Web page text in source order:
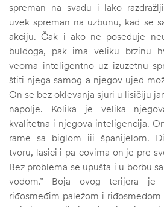
spreman na svađu i lako
uvek spreman na uzbunu, kad se
akciju. Čak i ako ne poseduje
buldoga, pak ima veliku brzinu
veoma inteligentno uz izuzetnu
štiti njega samog a njegov ujed
On se bez oklevanja sjuri u lisičiju
napolje. Kolika je velika
kvalitetna i njegova inteligencija.
rame sa biglom iii španijelom.
tvoru, lasici i pa-covima on je pre
Bez problema se upušta i u borbu
vodom.” Boja ovog terijera
riđosmeđim paležom i